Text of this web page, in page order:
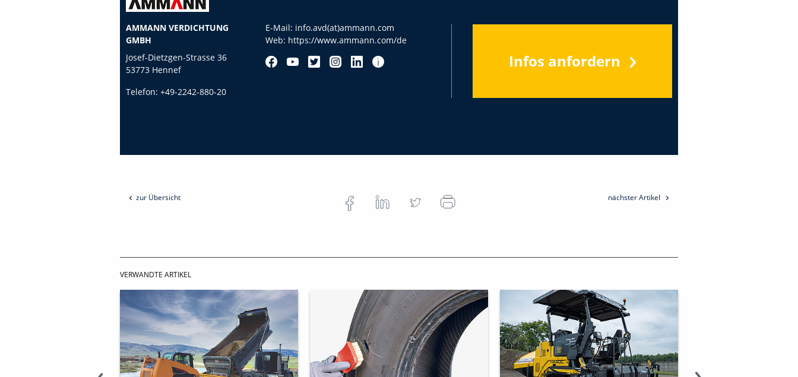
AMMANN VERDICHTUNG
GMBH
Josef-Dietzgen-Strasse 36
53773 Hennef
Telefon: +49-2242-880-20
E-Mail: info.avd(at)ammann.com
Web: https://www.ammann.com/de
Infos anfordern
zur Übersicht nächster Artikel
VERWANDTE ARTIKEL